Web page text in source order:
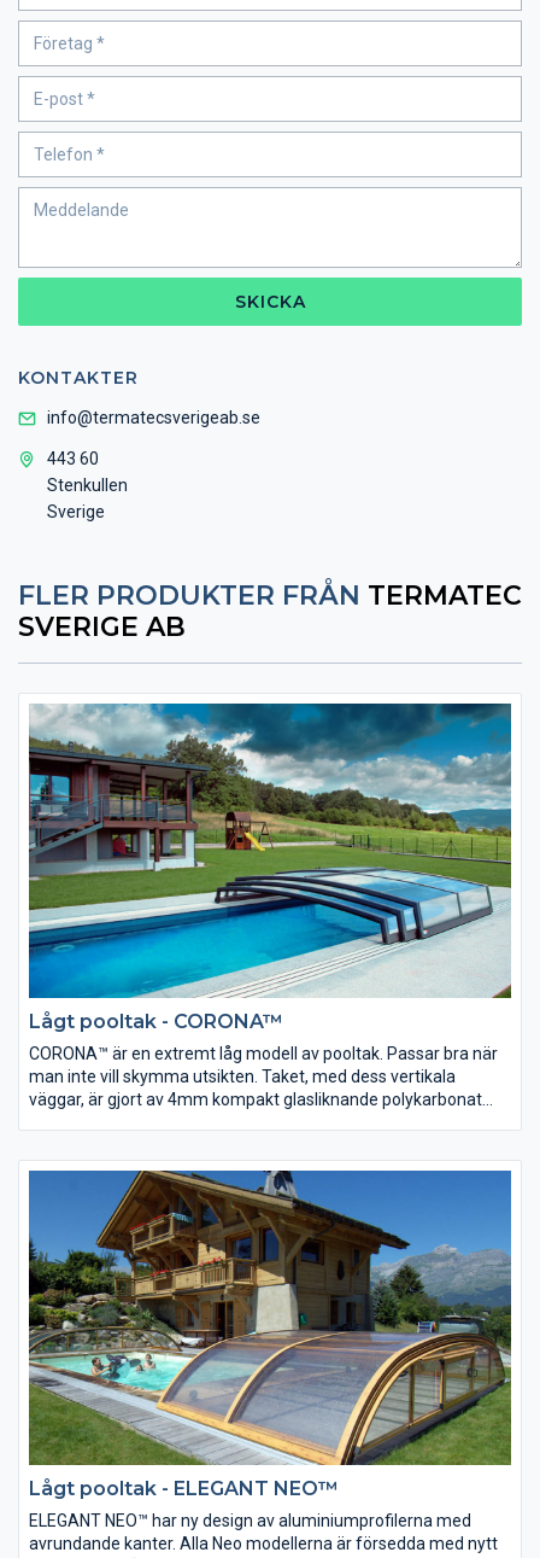
SKICKA
KONTAKTER
info@termatecsverigeab.se
​​​​​443 60
Stenkullen
Sverige
FLER PRODUKTER FRÅN TERMATEC
SVERIGE AB
Lågt pooltak - CORONA™
CORONA™ är en extremt låg modell av pooltak. Passar bra när
man inte vill skymma utsikten. Taket, med dess vertikala
väggar, är gjort av 4mm kompakt glasliknande polykarbonat
Lågt pooltak - ELEGANT NEO™
ELEGANT NEO™ har ny design av aluminiumprofilerna med
avrundande kanter. Alla Neo modellerna är försedda med nytt